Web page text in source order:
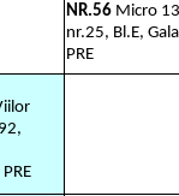
NR.56 Micro
nr.25, Bl.E,
PRE
PRE